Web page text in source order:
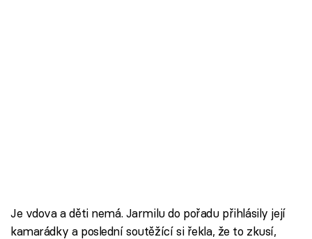
Je vdova a děti nemá. Jarmilu do pořadu přihlásily její
kamarádky a poslední soutěžící si řekla, že to zkusí,